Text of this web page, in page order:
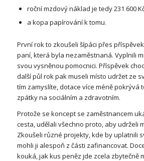
roční mzdový náklad je tedy 231 600
a kopa papírování k tomu.
První rok to zkoušeli šípáci přes
paní, která byla nezaměstnaná. Vyplnili
svou vysněnou pomocnici. Příspěvek
další půl rok pak museli místo udržet ze
tím zamyslíte, dotace více méně pokrývá
zpátky na sociálním a zdravotním.
Protože se koncept se zaměstnancem
cesta, udělali všechno proto, aby udrželi
Zkoušeli různé projekty, kde by uplatnili
mohli ji alespoň z části zafinancovat.
kouká, jak kus peněz jde zcela zbytečně